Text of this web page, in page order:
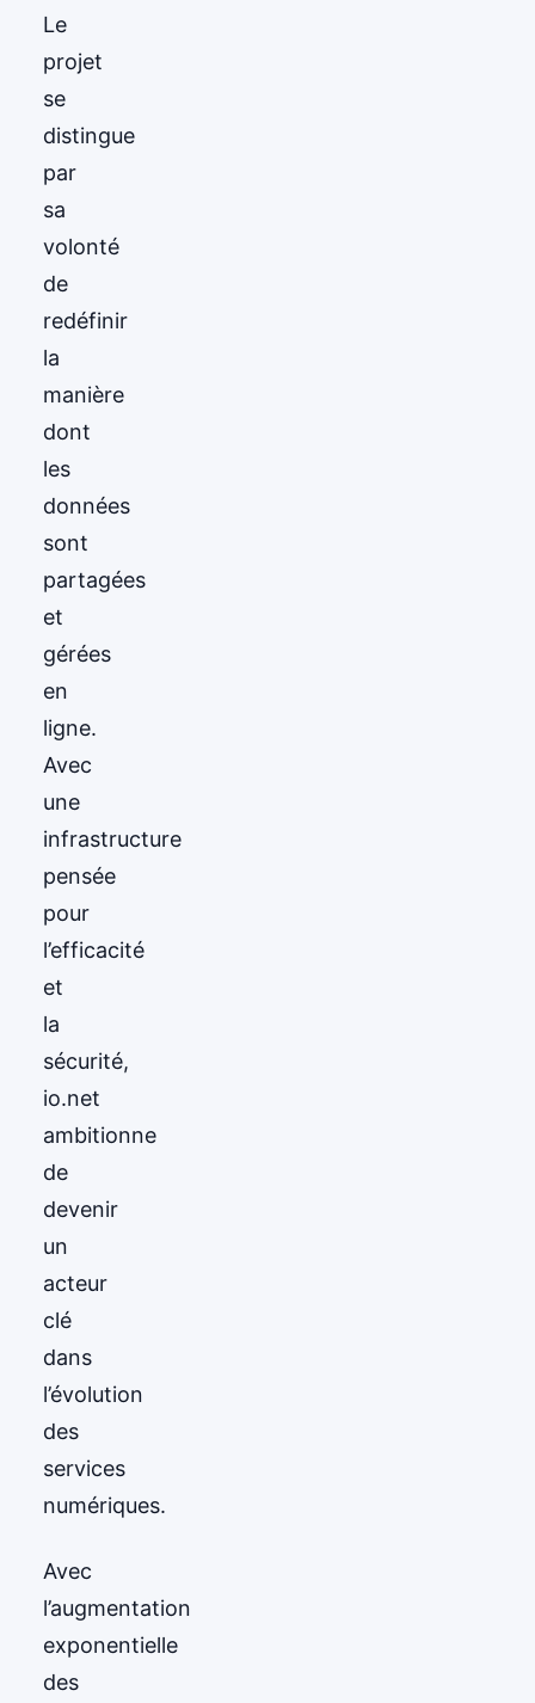
Le
projet
se
distingue
par
sa
volonté
de
redéfinir
la
manière
dont
les
données
sont
partagées
et
gérées
en
ligne.
Avec
une
infrastructure
pensée
pour
l’efficacité
et
la
sécurité,
io.net
ambitionne
de
devenir
un
acteur
clé
dans
l’évolution
des
services
numériques.
Avec
l’augmentation
exponentielle
des